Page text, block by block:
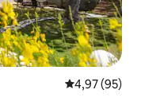
Évaluation
4,97 (95)